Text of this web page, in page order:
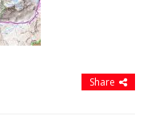
Share